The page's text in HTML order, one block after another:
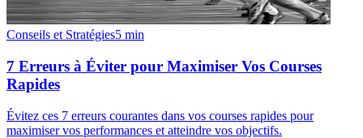
Conseils et Stratégies5 min
7 Erreurs à Éviter pour Maximiser Vos Courses
Rapides
Évitez ces 7 erreurs courantes dans vos courses rapides pour
maximiser vos performances et atteindre vos objectifs.